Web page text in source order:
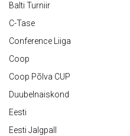
Balti Turniir
C-Tase
Conference Liiga
Coop
Coop Põlva CUP
Duubelnaiskond
Eesti
Eesti Jalgpall